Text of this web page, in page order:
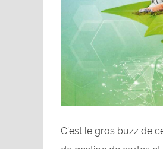
C’est le gros buzz de